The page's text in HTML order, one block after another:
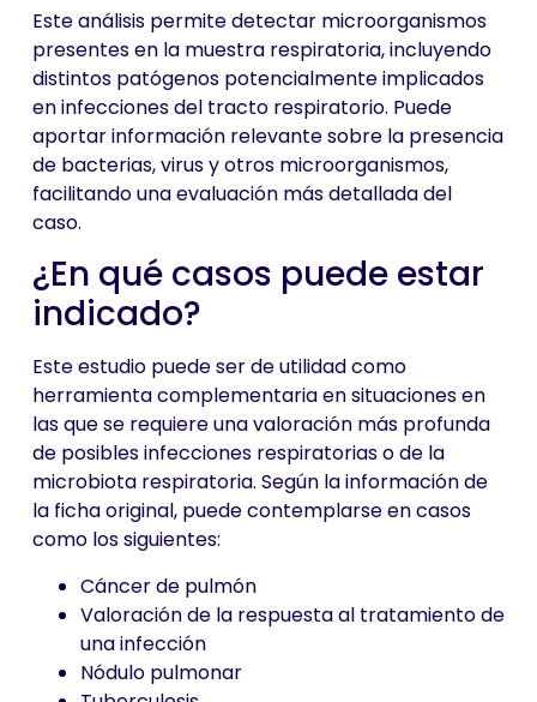
Este análisis permite detectar microorganismos
presentes en la muestra respiratoria, incluyendo
distintos patógenos potencialmente implicados
en infecciones del tracto respiratorio. Puede
aportar información relevante sobre la presencia
de bacterias, virus y otros microorganismos,
facilitando una evaluación más detallada del
caso.
¿En qué casos puede estar
indicado?
Este estudio puede ser de utilidad como
herramienta complementaria en situaciones en
las que se requiere una valoración más profunda
de posibles infecciones respiratorias o de la
microbiota respiratoria. Según la información de
la ficha original, puede contemplarse en casos
como los siguientes:
Cáncer de pulmón
Valoración de la respuesta al tratamiento de
una infección
Nódulo pulmonar